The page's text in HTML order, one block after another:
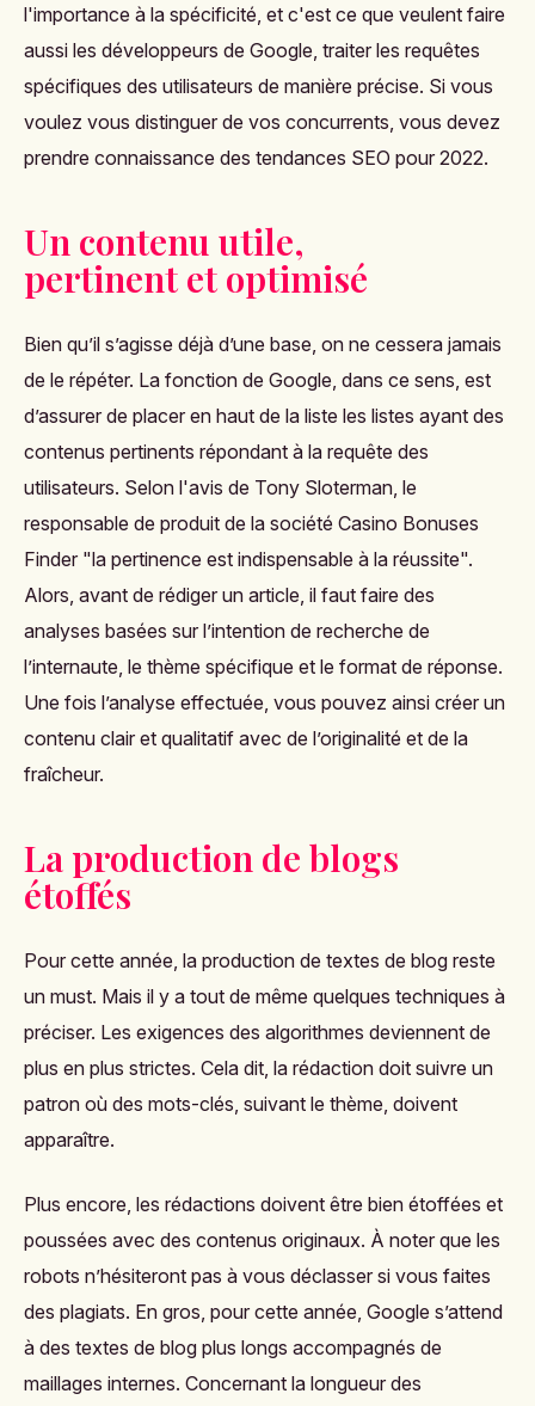
l'importance à la spécificité, et c'est ce que veulent faire
aussi les développeurs de Google, traiter les requêtes
spécifiques des utilisateurs de manière précise. Si vous
voulez vous distinguer de vos concurrents, vous devez
prendre connaissance des tendances SEO pour 2022.
Un contenu utile,
pertinent et optimisé
Bien qu’il s’agisse déjà d’une base, on ne cessera jamais
de le répéter. La fonction de Google, dans ce sens, est
d’assurer de placer en haut de la liste les listes ayant des
contenus pertinents répondant à la requête des
utilisateurs. Selon l'avis de Tony Sloterman, le
responsable de produit de la société Casino Bonuses
Finder "la pertinence est indispensable à la réussite".
Alors, avant de rédiger un article, il faut faire des
analyses basées sur l’intention de recherche de
l’internaute, le thème spécifique et le format de réponse.
Une fois l’analyse effectuée, vous pouvez ainsi créer un
contenu clair et qualitatif avec de l’originalité et de la
fraîcheur.
La production de blogs
étoffés
Pour cette année, la production de textes de blog reste
un must. Mais il y a tout de même quelques techniques à
préciser. Les exigences des algorithmes deviennent de
plus en plus strictes. Cela dit, la rédaction doit suivre un
patron où des mots-clés, suivant le thème, doivent
apparaître.
Plus encore, les rédactions doivent être bien étoffées et
poussées avec des contenus originaux. À noter que les
robots n’hésiteront pas à vous déclasser si vous faites
des plagiats. En gros, pour cette année, Google s’attend
à des textes de blog plus longs accompagnés de
maillages internes. Concernant la longueur des